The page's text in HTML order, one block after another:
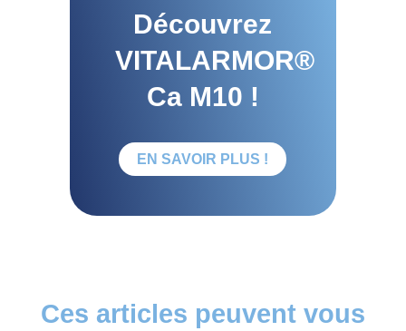
Découvrez
VITALARMOR®
Ca M10 !
EN SAVOIR PLUS !
Ces articles peuvent vous